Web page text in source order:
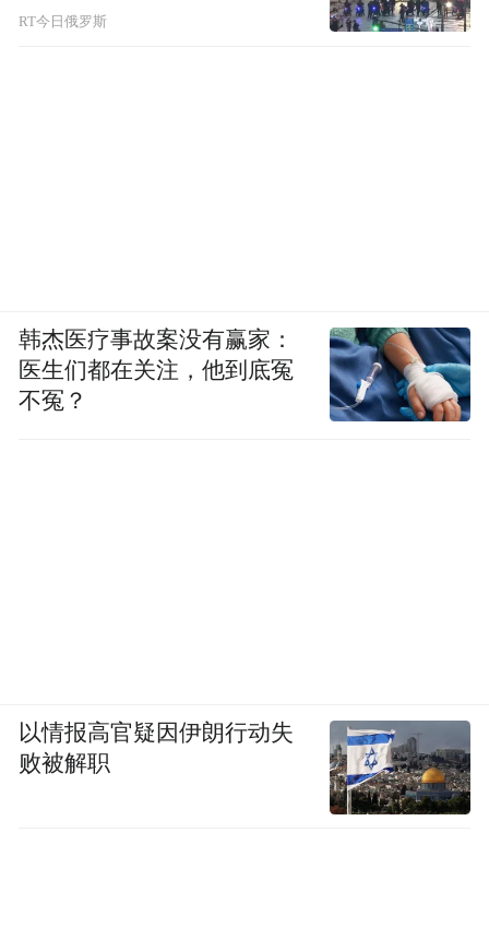
RT今日俄罗斯
韩杰医疗事故案没有赢家：
医生们都在关注，他到底冤
不冤？
以情报高官疑因伊朗行动失
败被解职